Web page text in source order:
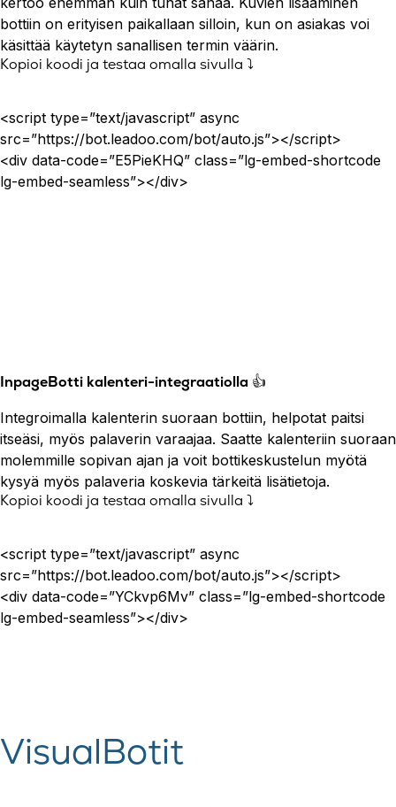
bottiin on erityisen paikallaan silloin, kun on asiakas voi
käsittää käytetyn sanallisen termin väärin.
Kopioi koodi ja testaa omalla sivulla ⤵️
<script type=”text/javascript” async
src=”https://bot.leadoo.com/bot/auto.js”></script>
<div data-code=”E5PieKHQ” class=”lg-embed-shortcode
lg-embed-seamless”></div>
InpageBotti kalenteri-integraatiolla 👍
Integroimalla kalenterin suoraan bottiin, helpotat paitsi
itseäsi, myös palaverin varaajaa. Saatte kalenteriin suoraan
molemmille sopivan ajan ja voit bottikeskustelun myötä
kysyä myös palaveria koskevia tärkeitä lisätietoja.
Kopioi koodi ja testaa omalla sivulla ⤵️
<script type=”text/javascript” async
src=”https://bot.leadoo.com/bot/auto.js”></script>
<div data-code=”YCkvp6Mv” class=”lg-embed-shortcode
lg-embed-seamless”></div>
VisualBotit